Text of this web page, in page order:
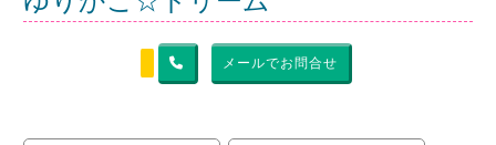
メールでお問合せ